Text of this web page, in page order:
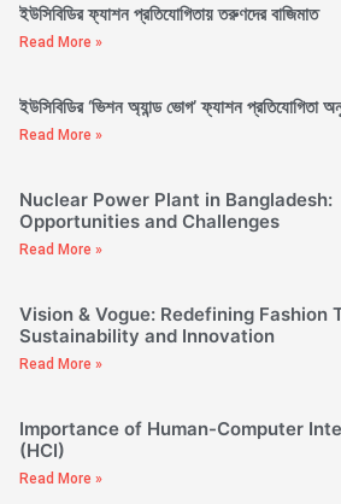
ইউসিবিডির ফ্যাশন প্রতিযোগিতায় তরুণদের বাজিমাত
Read More »
ইউসিবিডির ‘ভিশন অ্যান্ড ভোগ’ ফ্যাশন প্রতিযোগিতা
Read More »
Nuclear Power Plant in Bangladesh:
Opportunities and Challenges
Read More »
Vision & Vogue: Redefining Fashion
Sustainability and Innovation
Read More »
Importance of Human-Computer
(HCI)
Read More »